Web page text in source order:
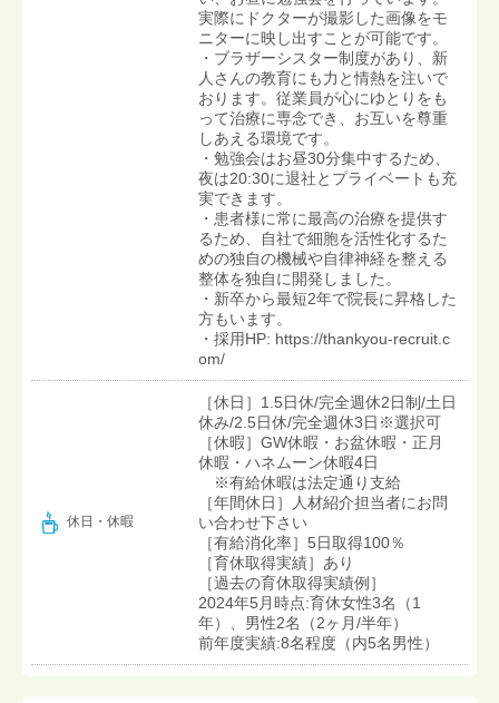
実際にドクターが撮影した画像をモ
ニターに映し出すことが可能です。
・ブラザーシスター制度があり、新
人さんの教育にも力と情熱を注いで
おります。従業員が心にゆとりをも
って治療に専念でき、お互いを尊重
しあえる環境です。
・勉強会はお昼30分集中するため、
夜は20:30に退社とプライベートも充
実できます。
・患者様に常に最高の治療を提供す
るため、自社で細胞を活性化するた
めの独自の機械や自律神経を整える
整体を独自に開発しました。
・新卒から最短2年で院長に昇格した
方もいます。
・採用HP: https://thankyou-recruit.c
om/
休日・休暇
［休日］1.5日休/完全週休2日制/土日
休み/2.5日休/完全週休3日※選択可
［休暇］GW休暇・お盆休暇・正月
休暇・ハネムーン休暇4日
※有給休暇は法定通り支給
［年間休日］人材紹介担当者にお問
い合わせ下さい
［有給消化率］5日取得100％
［育休取得実績］あり
［過去の育休取得実績例］
2024年5月時点:育休女性3名（1
年）、男性2名（2ヶ月/半年）
前年度実績:8名程度（内5名男性）